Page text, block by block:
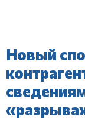
Новый